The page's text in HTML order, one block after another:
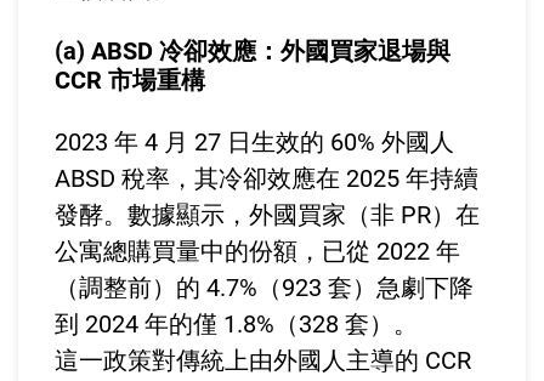
(a) ABSD 冷卻效應：外國買家退場與
CCR 市場重構
2023 年 4 月 27 日生效的 60% 外國人
ABSD 稅率，其冷卻效應在 2025 年持續
發酵。數據顯示，外國買家（非 PR）在
公寓總購買量中的份額，已從 2022 年
（調整前）的 4.7%（923 套）急劇下降
到 2024 年的僅 1.8%（328 套）。
這一政策對傳統上由外國人主導的 CCR